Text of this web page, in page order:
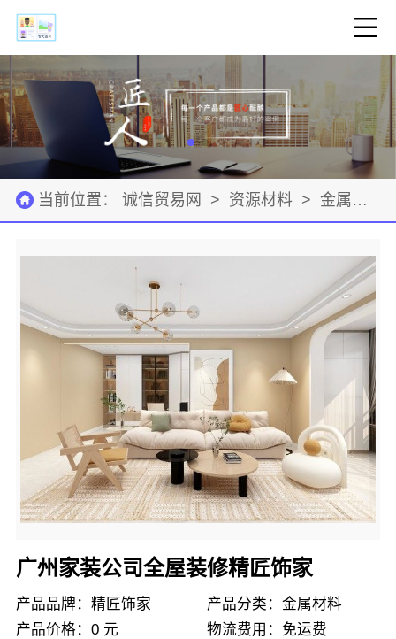
当前位置： 诚信贸易网 > 资源材料 > 金属材料
广州家装公司全屋装修精匠饰家
产品品牌：精匠饰家
产品分类：金属材料
产品价格：0 元
物流费用：免运费